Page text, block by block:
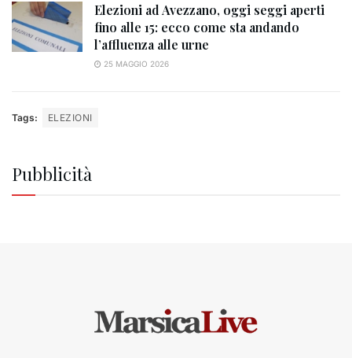
Elezioni ad Avezzano, oggi seggi aperti
fino alle 15: ecco come sta andando
l’affluenza alle urne
25 MAGGIO 2026
Tags: ELEZIONI
Pubblicità